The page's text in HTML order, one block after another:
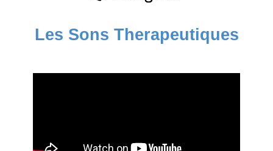
Les Sons Therapeutiques